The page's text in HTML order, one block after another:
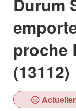
proche
(13112)